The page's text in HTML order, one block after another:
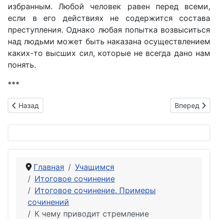
избранным. Любой человек равен перед всеми,
если в его действиях не содержится состава
преступления. Однако любая попытка возвыситься
над людьми может быть наказана осуществлением
каких-то высших сил, которые не всегда дано нам
понять.
***
Предыдущий: Какую жизненную цель можно назвать
Назад Следующий:
Вперед
Главная
Учащимся
Итоговое сочинение
Итоговое сочинение. Примеры
сочинений
К чему приводит стремление